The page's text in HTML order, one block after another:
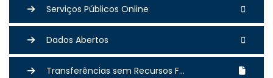
Serviços Públicos Online
Dados Abertos
Transferências sem Recursos F...